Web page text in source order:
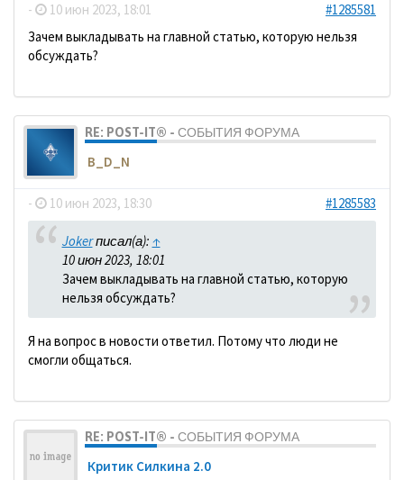
- 10 июн 2023, 18:01
#1285581
Зачем выкладывать на главной статью, которую нельзя
обсуждать?
RE: POST-IT® - СОБЫТИЯ ФОРУМА
B_D_N
- 10 июн 2023, 18:30 #1285583
Jokerписал(а): ↑
10 июн 2023, 18:01
Зачем выкладывать на главной статью, которую
нельзя обсуждать?
Я на вопрос в новости ответил. Потому что люди не
смогли общаться.
RE: POST-IT® - СОБЫТИЯ ФОРУМА
Критик Силкина 2.0